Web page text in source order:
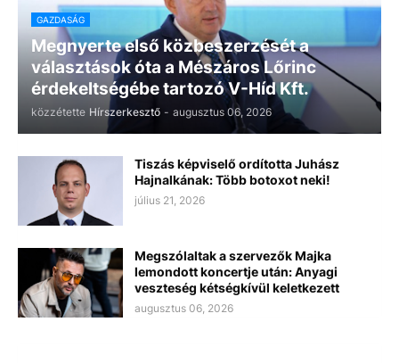
GAZDASÁG
Megnyerte első közbeszerzését a
választások óta a Mészáros Lőrinc
érdekeltségébe tartozó V-Híd Kft.
közzétette Hírszerkesztő - augusztus 06, 2026
Tiszás képviselő ordította Juhász
Hajnalkának: Több botoxot neki!
július 21, 2026
Megszólaltak a szervezők Majka
lemondott koncertje után: Anyagi
veszteség kétségkívül keletkezett
augusztus 06, 2026